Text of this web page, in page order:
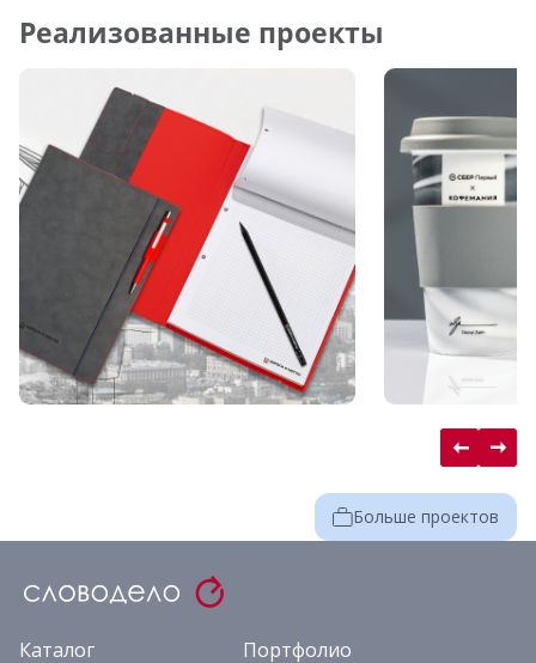
Реализованные проекты
Больше проектов
Каталог
Портфолио